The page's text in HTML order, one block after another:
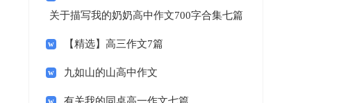
关于描写我的奶奶高中作文700字合集七篇
【精选】高三作文7篇
九如山的山高中作文